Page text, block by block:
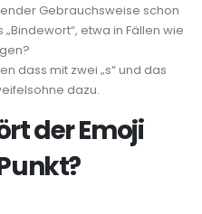
Gebrauchsweise schon
etwa in Fällen wie
dass mit zwei „s“ und das
dazu.
der Emoji